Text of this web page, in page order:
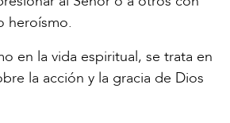
heroísmo.
en la vida espiritual, se trata en
la acción y la gracia de Dios